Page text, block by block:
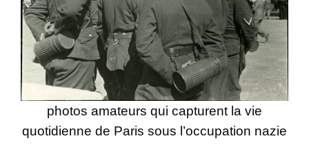
photos amateurs qui capturent la vie
quotidienne de Paris sous l’occupation nazie